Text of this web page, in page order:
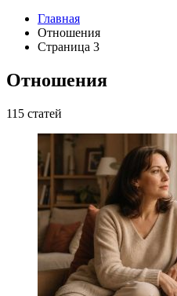
Главная
Отношения
Страница 3
Отношения
115 статей